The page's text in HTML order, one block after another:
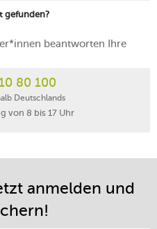
die für einen sanften
gefunden?
beantworten Ihre
80 100
Deutschlands
von 8 bis 17 Uhr
anmelden und